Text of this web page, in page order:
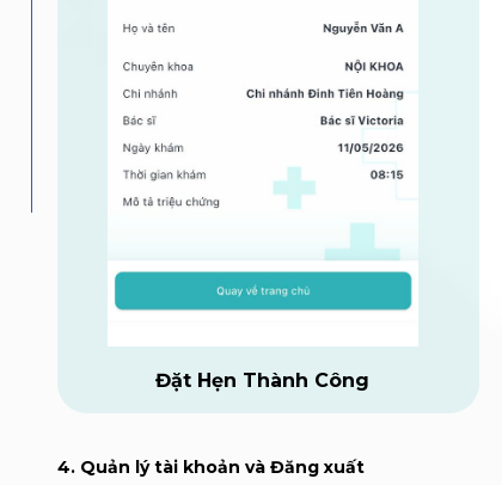
4. Quản lý tài khoản và Đăng xuất
Đặt Hẹn Thành Công